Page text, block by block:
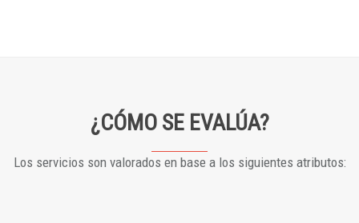
¿CÓMO SE EVALÚA?
Los servicios son valorados en base a los siguientes atributos: